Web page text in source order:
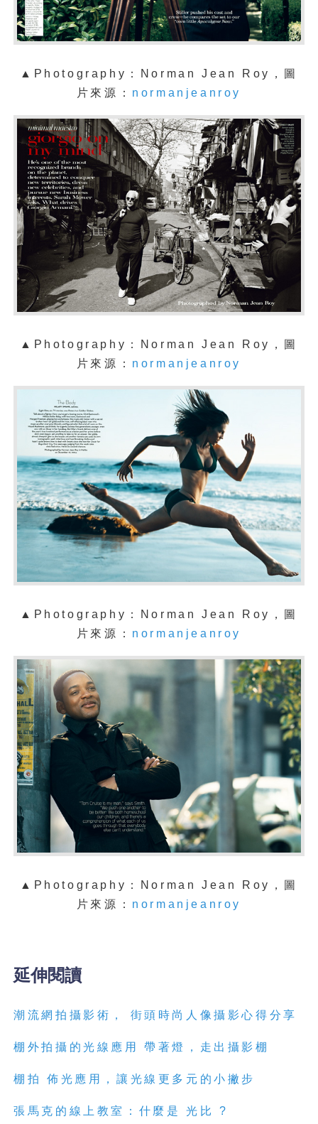
▲Photography：Norman Jean Roy，圖
片來源： normanjeanroy
▲Photography：Norman Jean Roy，圖
片來源： normanjeanroy
▲Photography：Norman Jean Roy，圖
片來源： normanjeanroy
▲Photography：Norman Jean Roy，圖
片來源： normanjeanroy
延伸閱讀
潮流網拍攝影術， 街頭時尚人像攝影心得分享
棚外拍攝的光線應用 帶著燈，走出攝影棚
棚拍 佈光應用，讓光線更多元的小撇步
張馬克的線上教室：什麼是 光比 ?